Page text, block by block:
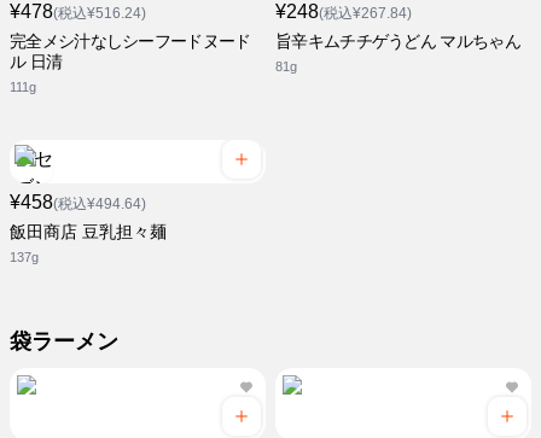
¥478(税込¥516.24)
完全メシ汁なしシーフードヌード
ル 日清
111g
¥248(税込¥267.84)
旨辛キムチチゲうどん マルちゃん
81g
¥458(税込¥494.64)
飯田商店 豆乳担々麺
137g
袋ラーメン